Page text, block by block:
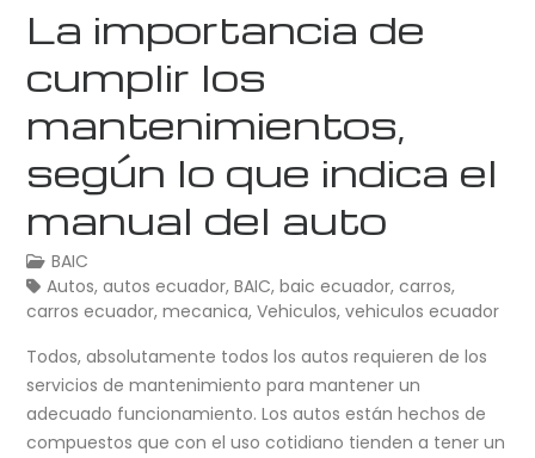
La importancia de
cumplir los
mantenimientos,
según lo que indica el
manual del auto
BAIC
Autos,autos ecuador,BAIC,baic ecuador,carros,
carros ecuador,mecanica,Vehiculos,vehiculos ecuador
Todos, absolutamente todos los autos requieren de los
servicios de mantenimiento para mantener un
adecuado funcionamiento. Los autos están hechos de
compuestos que con el uso cotidiano tienden a tener un